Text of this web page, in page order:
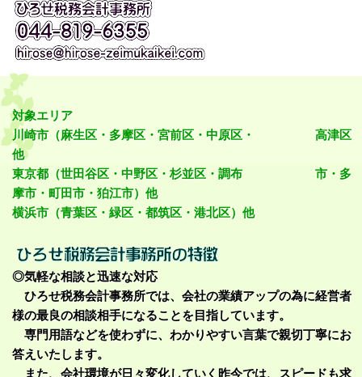
対象エリア
川崎市（麻生区・多摩区・宮前区・中原区・ 高津区
他
東京都（世田谷区・中野区・杉並区・調布 市・多
摩市・町田市・狛江市）他
横浜市（青葉区・緑区・都筑区・港北区）他
◎気軽な相談と迅速な対応
ひろせ税務会計事務所では、会社の業績アップの為に経営者
様の最良の相談相手になることを目指しています。
専門用語などを使わずに、わかりやすい言葉で親切丁寧にお
答えいたします。
また、会社環境が日々変化していく昨今では、スピードも求